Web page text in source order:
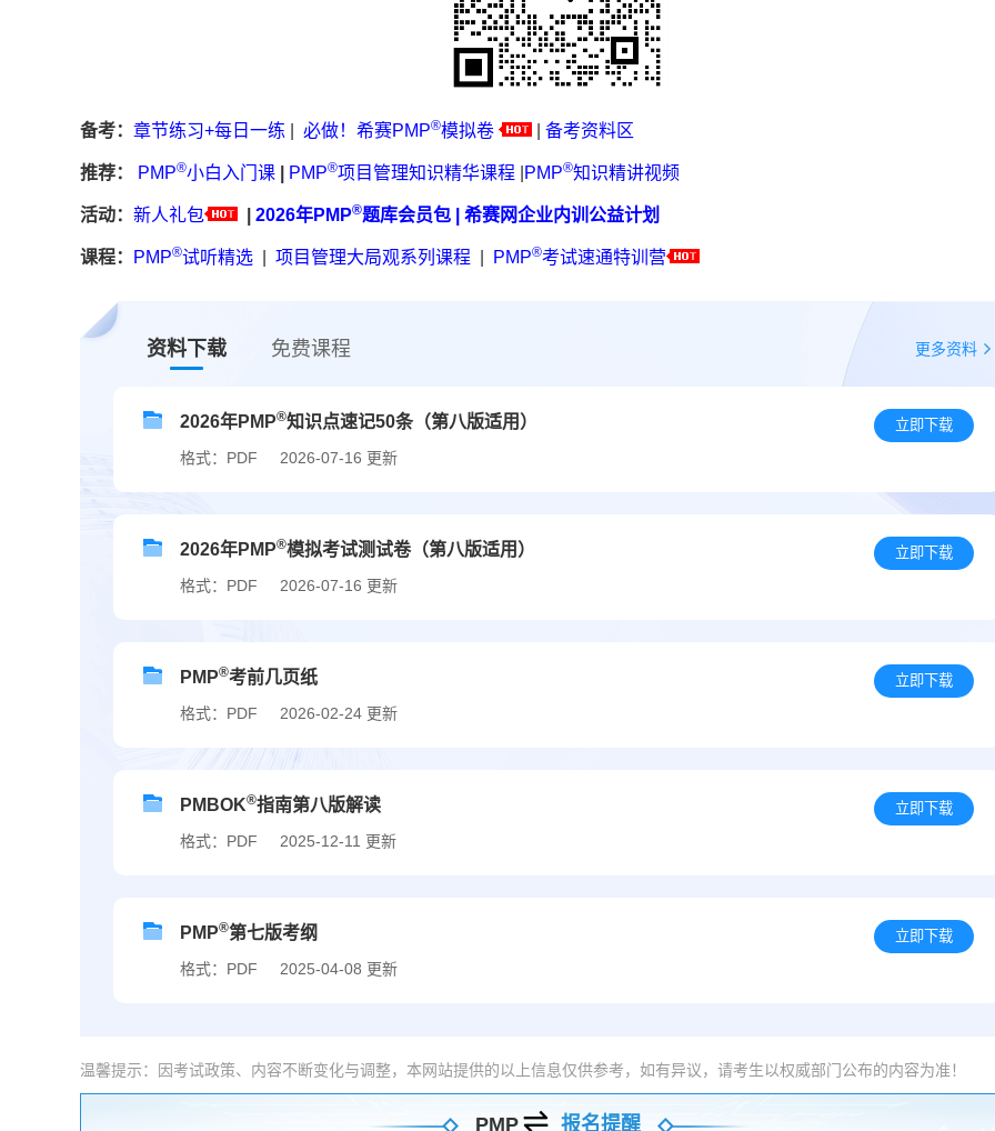
备考： 章节练习+每日一练 必做！希赛PMP®模拟卷 备考资料区
推荐： PMP®小白入门课 PMP®项目管理知识精华课程 PMP®知识精讲视频
活动： 新人礼包 2026年PMP®题库会员包 希赛网企业内训公益计划
课程： PMP®试听精选 项目管理大局观系列课程 PMP®考试速通特训营
资料下载 免费课程 更多资料
2026年PMP®知识点速记50条（第八版适用）
格式：PDF 2026-07-16 更新
立即下载
2026年PMP®模拟考试测试卷（第八版适用）
格式：PDF 2026-07-16 更新
立即下载
PMP®考前几页纸
格式：PDF 2026-02-24 更新
立即下载
PMBOK®指南第八版解读
格式：PDF 2025-12-11 更新
立即下载
PMP®第七版考纲
格式：PDF 2025-04-08 更新
立即下载
温馨提示：因考试政策、内容不断变化与调整，本网站提供的以上信息仅供参考，如有异议，请考生以权威部门公布的内容为准！
PMP 报名提醒